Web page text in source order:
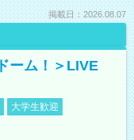
掲載日：2026.08.07
ーム！＞LIVE
大学生歓迎